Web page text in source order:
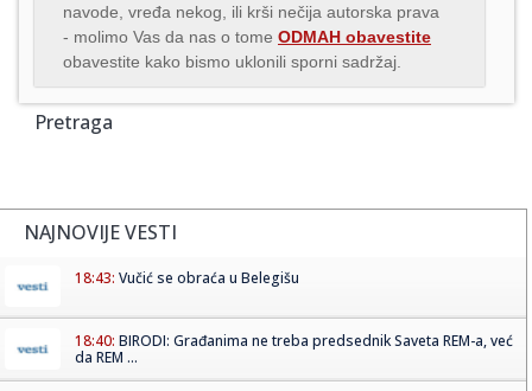
navode, vređa nekog, ili krši nečija autorska prava
- molimo Vas da nas o tome ODMAH obavestite
obavestite kako bismo uklonili sporni sadržaj.
Pretraga
NAJNOVIJE VESTI
18:43: Vučić se obraća u Belegišu
18:40: BIRODI: Građanima ne treba predsednik Saveta REM-a, već
da REM ...